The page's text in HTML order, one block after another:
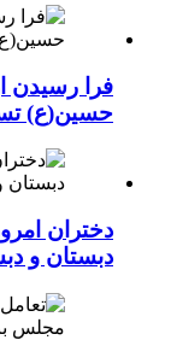
فرا رسیدن
حسین(ع)
دختران
دبستان و